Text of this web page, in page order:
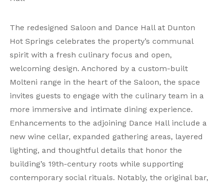
The redesigned Saloon and Dance Hall at Dunton
Hot Springs celebrates the property’s communal
spirit with a fresh culinary focus and open,
welcoming design. Anchored by a custom-built
Molteni range in the heart of the Saloon, the space
invites guests to engage with the culinary team in a
more immersive and intimate dining experience.
Enhancements to the adjoining Dance Hall include a
new wine cellar, expanded gathering areas, layered
lighting, and thoughtful details that honor the
building’s 19th-century roots while supporting
contemporary social rituals. Notably, the original bar,